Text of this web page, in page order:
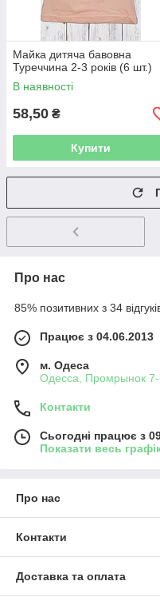
Майка дитяча бавовна
Туреччина 2-3 років (6 шт.)
В наявності
58,50 ₴
Купити
Про нас
85% позитивних з 34
Працює з 04.06.2013
м. Одеса
Одесса, Промрынок 7-
Контакти
Сьогодні працює з
Показати весь
Про нас
Контакти
Доставка та оплата